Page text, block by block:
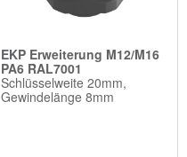
EKP Erweiterung M12/M16
PA6 RAL7001
Schlüsselweite 20mm,
Gewindelänge 8mm